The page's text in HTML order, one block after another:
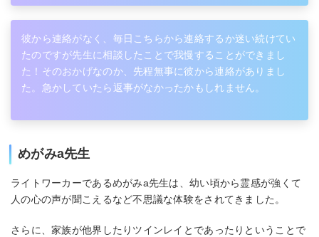
彼から連絡がなく、毎日こちらから連絡するか迷い続けてい
たのですが先生に相談したことで我慢することができまし
た！そのおかげなのか、先程無事に彼から連絡がありまし
た。急かしていたら返事がなかったかもしれません。
めがみa先生
ライトワーカーであるめがみa先生は、幼い頃から霊感が強くて
人の心の声が聞こえるなど不思議な体験をされてきました。
さらに、家族が他界したりツインレイとであったりということで